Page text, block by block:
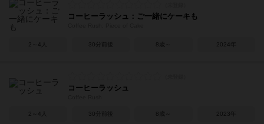
コーヒーラッシュ：ご一緒にケーキも
2～4人 30分前後 8歳～ 2024年
コーヒーラッシュ
2～4人 30分前後 8歳～ 2023年